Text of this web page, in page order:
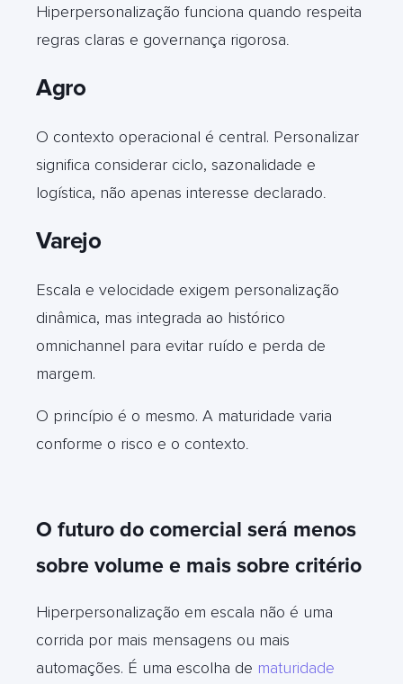
Hiperpersonalização funciona quando respeita
regras claras e governança rigorosa.
Agro
O contexto operacional é central. Personalizar
significa considerar ciclo, sazonalidade e
logística, não apenas interesse declarado.
Varejo
Escala e velocidade exigem personalização
dinâmica, mas integrada ao histórico
omnichannel para evitar ruído e perda de
margem.
O princípio é o mesmo. A maturidade varia
conforme o risco e o contexto.
O futuro do comercial será menos
sobre volume e mais sobre critério
Hiperpersonalização em escala não é uma
corrida por mais mensagens ou mais
automações. É uma escolha de maturidade